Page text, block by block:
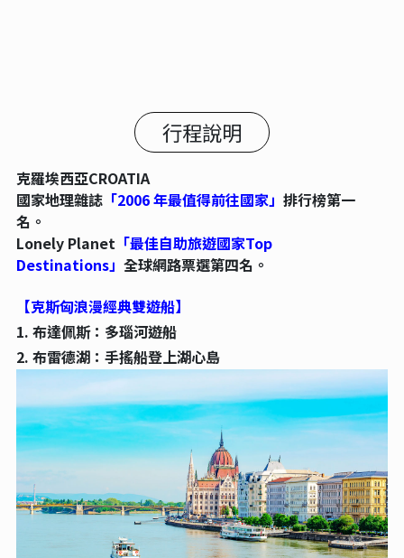
行程說明
克羅埃西亞CROATIA
國家地理雜誌「2006 年最值得前往國家」 排行榜第一
名。
Lonely Planet「最佳自助旅遊國家Top
Destinations」 全球網路票選第四名。
【克斯匈浪漫經典雙遊船】
1. 布達佩斯：多瑙河遊船
2. 布雷德湖：手搖船登上湖心島